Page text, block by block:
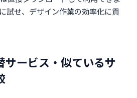
試せ、デザイン作業の効率化に貢
サービス・似ているサ